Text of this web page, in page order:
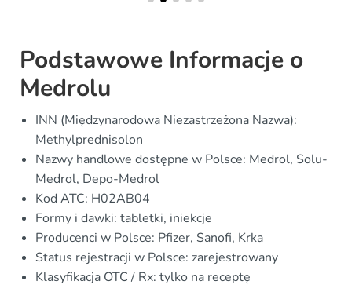
Podstawowe Informacje o
Medrolu
INN (Międzynarodowa Niezastrzeżona Nazwa):
Methylprednisolon
Nazwy handlowe dostępne w Polsce: Medrol, Solu-
Medrol, Depo-Medrol
Kod ATC: H02AB04
Formy i dawki: tabletki, iniekcje
Producenci w Polsce: Pfizer, Sanofi, Krka
Status rejestracji w Polsce: zarejestrowany
Klasyfikacja OTC / Rx: tylko na receptę